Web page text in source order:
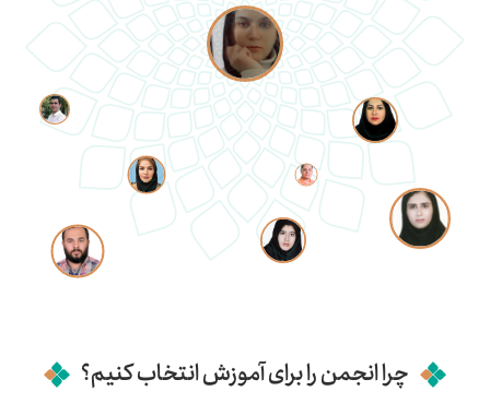
چرا انجمن را برای آموزش انتخاب کنیم؟